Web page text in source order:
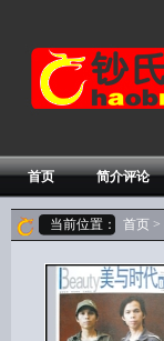
首页 简介评论
当前位置： 首页 >